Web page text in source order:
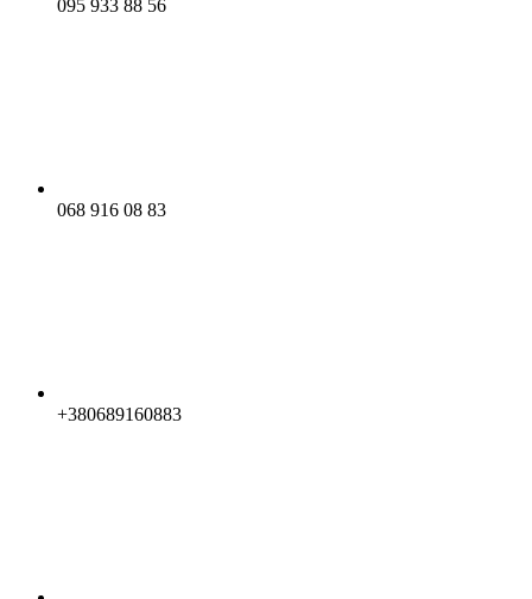
095 933 88 56
068 916 08 83
+380689160883